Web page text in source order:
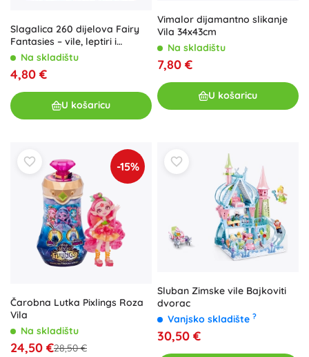
Slagalica 260 dijelova Fairy
Fantasies – vile, leptiri i
dvorac
Na skladištu
4,80 €
U košaricu
Vimalor dijamantno slikanje
Vila 34x43cm
Na skladištu
7,80 €
U košaricu
-15%
Čarobna Lutka Pixlings Roza
Vila
Na skladištu
24,50 €28,50 €
Sluban Zimske vile Bajkoviti
dvorac
Vanjsko skladište ?
30,50 €